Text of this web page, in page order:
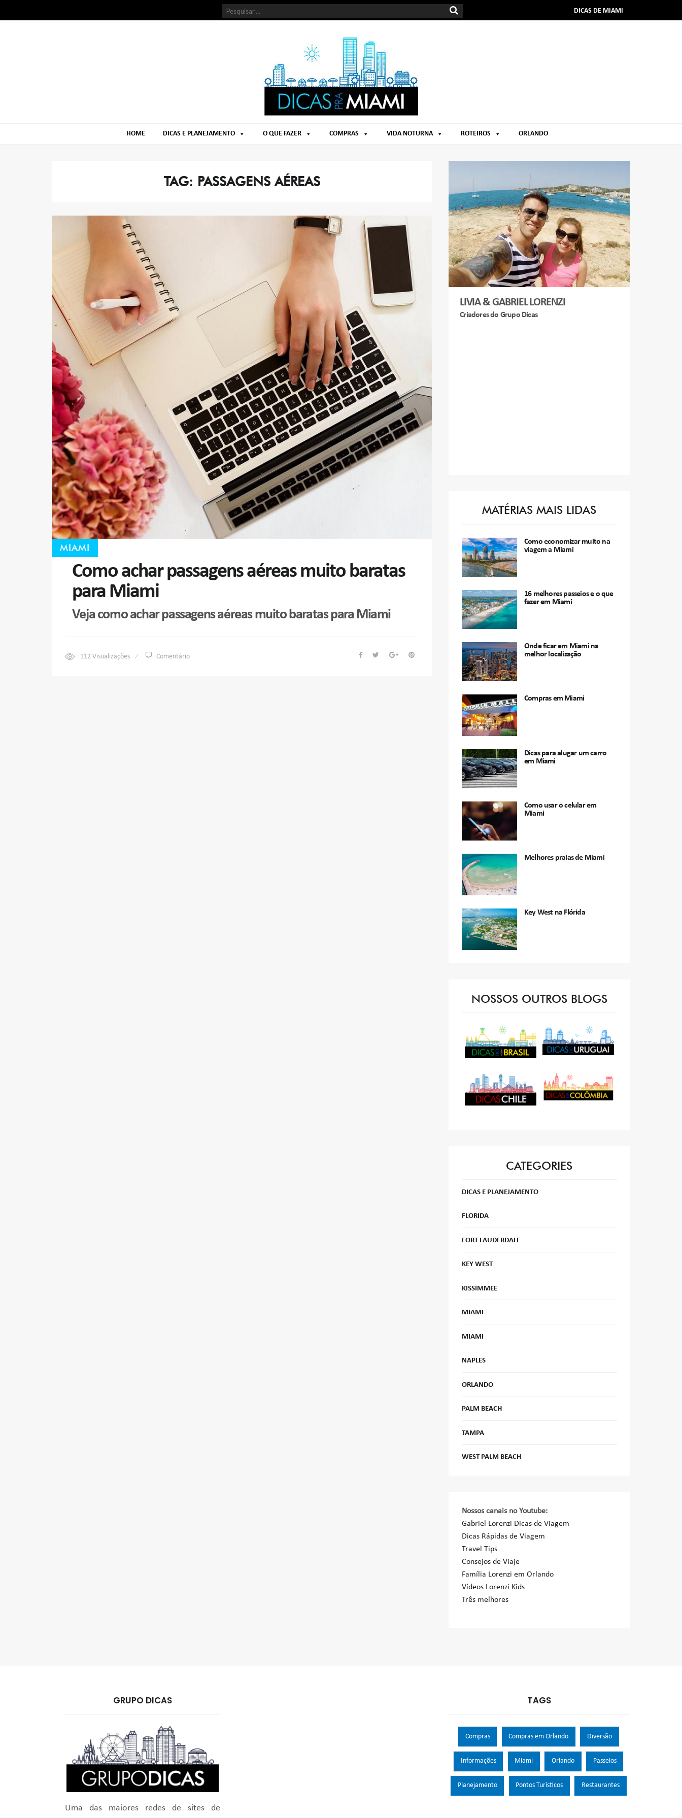
DICAS DE MIAMI
HOME DICAS E PLANEJAMENTO O QUE FAZER COMPRAS VIDA NOTURNA ROTEIROS ORLANDO
TAG: PASSAGENS AÉREAS
MIAMI
Como achar passagens aéreas muito baratas
para Miami
Veja como achar passagens aéreas muito baratas para Miami
112Visualizações Comentário
LIVIA & GABRIEL LORENZI
Criadores do Grupo Dicas
MATÉRIAS MAIS LIDAS
Como economizar muito na
viagem a Miami
16 melhores passeios e o que
fazer em Miami
Onde ficar em Miami na
melhor localização
Compras em Miami
Dicas para alugar um carro
em Miami
Como usar o celular em
Miami
Melhores praias de Miami
Key West na Flórida
NOSSOS OUTROS BLOGS
CATEGORIES
DICAS E PLANEJAMENTO
FLORIDA
FORT LAUDERDALE
KEY WEST
KISSIMMEE
MIAMI
MIAMI
NAPLES
ORLANDO
PALM BEACH
TAMPA
WEST PALM BEACH
Nossos canais no Youtube:
Gabriel Lorenzi Dicas de Viagem
Dicas Rápidas de Viagem
Travel Tips
Consejos de Viaje
Família Lorenzi em Orlando
Vídeos Lorenzi Kids
Três melhores
GRUPO DICAS
Uma das maiores redes de sites de
TAGS
Compras Compras em Orlando Diversão
Informações Miami Orlando Passeios
Planejamento Pontos Turísticos Restaurantes